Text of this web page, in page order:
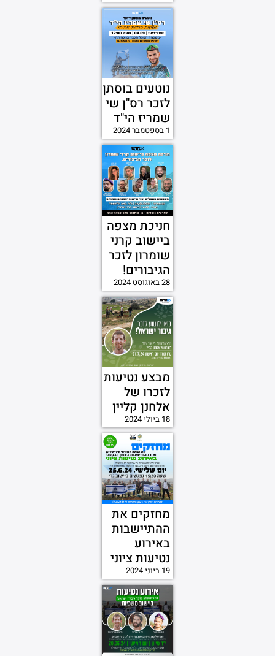
נוטעים בוסתן
לזכר רס"ן שי
שמריז הי"ד
1 בספטמבר 2024
חניכת מצפה
ביישוב קרני
שומרון לזכר
הגיבורים!
28 באוגוסט 2024
מבצע נטיעות
לזכרו של
אלחנן קליין
18 ביולי 2024
מחזקים את
ההתיישבות
באירוע
נטיעות ציוני
19 ביוני 2024